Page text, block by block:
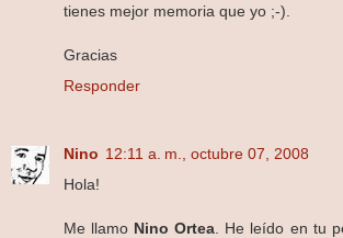
tienes mejor memoria que yo ;-).
Gracias
Responder
Nino 12:11 a. m., octubre 07, 2008
Hola!
Me llamo Nino Ortea . He leído en tu